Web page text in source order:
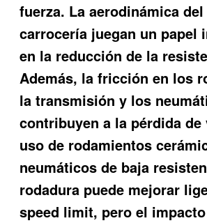
fuerza. La aerodinámica
carrocería juegan un papel
en la reducción de la
Además, la fricción en los
la transmisión y los
contribuyen a la pérdida de
uso de rodamientos
neumáticos de baja
rodadura puede mejorar
speed limit, pero el